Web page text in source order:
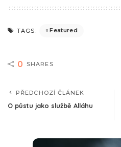
TAGS: Featured
0 SHARES
PŘEDCHOZÍ ČLÁNEK
O půstu jako službě Alláhu